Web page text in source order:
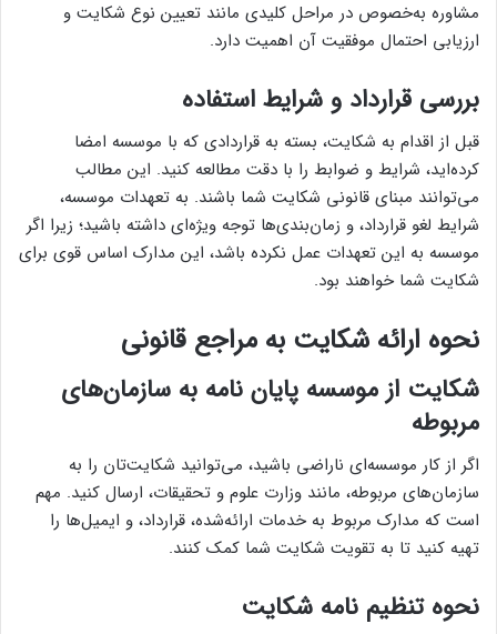
مشاوره به‌خصوص در مراحل کلیدی مانند تعیین نوع شکایت و
ارزیابی احتمال موفقیت آن اهمیت دارد.
بررسی قرارداد و شرایط استفاده
قبل از اقدام به شکایت، بسته به قراردادی که با موسسه امضا
کرده‌اید، شرایط و ضوابط را با دقت مطالعه کنید. این مطالب
می‌توانند مبنای قانونی شکایت شما باشند. به تعهدات موسسه،
شرایط لغو قرارداد، و زمان‌بندی‌ها توجه ویژه‌ای داشته باشید؛ زیرا اگر
موسسه به این تعهدات عمل نکرده باشد، این مدارک اساس قوی برای
شکایت شما خواهند بود.
نحوه ارائه شکایت به مراجع قانونی
شکایت از موسسه پایان نامه به سازمان‌های
مربوطه
اگر از کار موسسه‌ای ناراضی باشید، می‌توانید شکایت‌تان را به
سازمان‌های مربوطه، مانند وزارت علوم و تحقیقات، ارسال کنید. مهم
است که مدارک مربوط به خدمات ارائه‌شده، قرارداد، و ایمیل‌ها را
تهیه کنید تا به تقویت شکایت شما کمک کنند.
نحوه تنظیم نامه شکایت